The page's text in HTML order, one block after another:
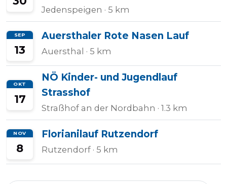
Halbmarathons
Wien
Virtuelle
Läufe
Jedenspeigen · 5 km
SEP
13
Auersthaler Rote Nasen Lauf
Auersthal · 5 km
OKT
17
NÖ Kinder- und Jugendlauf
Strasshof
Straßhof an der Nordbahn · 1.3 km
NOV
8
Florianilauf Rutzendorf
Rutzendorf · 5 km